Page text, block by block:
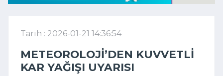
Tarih : 2026-01-21 14:36:54
METEOROLOJI’DEN KUVVETLI
KAR YAĞIŞI UYARISI